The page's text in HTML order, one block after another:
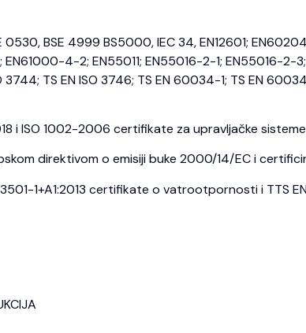
BSE 4999 BS5000, IEC 34, EN12601;
4-2; EN55011; EN55016-2-1; EN55016-
TS EN ISO 3746; TS EN 60034-1; TS EN
i ISO 1002-2006 certifikate za upravljačke
direktivom o emisiji buke 2000/14/EC i
1+A1:2013 certifikate o vatrootpornosti i TTS